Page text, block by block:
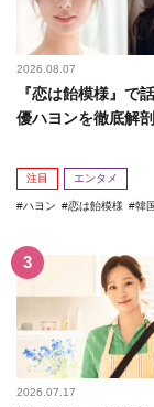
2026.08.07
『恋は飴模様』で
優ハヨンを徹底解剖
注目 エンタメ
ハヨン 恋は飴模様 韓
2026.07.17